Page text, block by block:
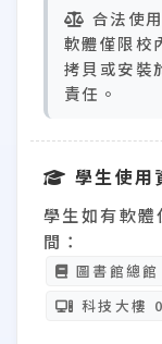
合法使
軟體僅限校
拷貝或安裝
責任。
學生使用
學生如有軟
間 ：
圖書館總館
科技大樓